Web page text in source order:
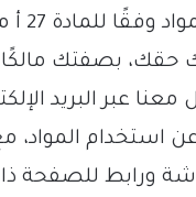
حقك، بصفتك
استخدام المواد،
ورابط للصفحة